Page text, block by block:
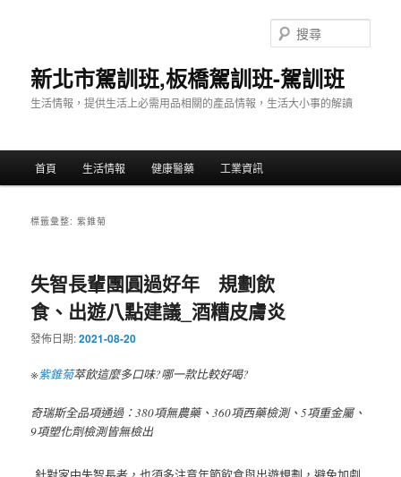
新北市駕訓班,板橋駕訓班-駕訓班
生活情報，提供生活上必需用品相關的產品情報，生活大小事的解讀
尋
首頁 生活情報 健康醫藥 工業資訊
標籤彙整:紫錐菊
失智長輩團圓過好年 規劃飲
食、出遊八點建議_酒糟皮膚炎
發佈日期:2021-08-20
※紫錐菊萃飲這麼多口味?哪一款比較好喝?
奇瑞斯全品項通過：380項無農藥、360項西藥檢測、5項重金屬、
9項塑化劑檢測皆無檢出
針對家中失智長者，也須多注意年節飲食與出遊規劃，避免加劇